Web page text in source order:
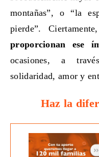
montañas”, o “la
pierde”.
proporcionan ese
ocasiones, a
solidaridad, amor y
Haz la